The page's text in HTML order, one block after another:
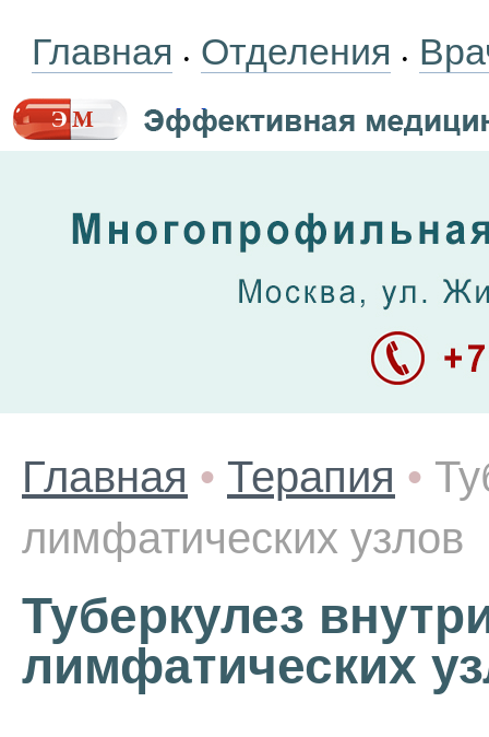
Главная • Отделения •
Главная • Терапия •
лимфатических узлов
Туберкулез
лимфатических